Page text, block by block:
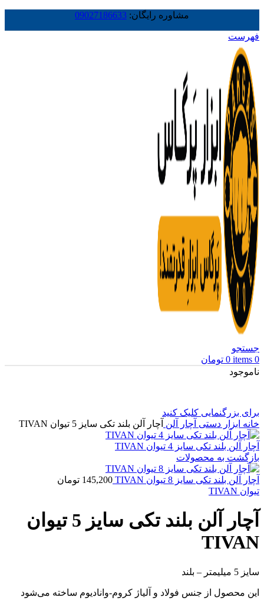
مشاوره رایگان: 09027186633
فهرست
جستجو
0
items
0 تومان
ناموجود
برای بزرگنمایی کلیک کنید
خانه ابزار دستی آچار آلن آچار آلن بلند تکی سایز 5 تیوان TIVAN
آچار آلن بلند تکی سایز 4 تیوان TIVAN
بازگشت به محصولات
آچار آلن بلند تکی سایز 8 تیوان TIVAN 145,200 تومان
تیوان TIVAN
آچار آلن بلند تکی سایز 5 تیوان
TIVAN
سایز 5 میلیمتر – بلند
این محصول از جنس فولاد و آلیاژ کروم-وانادیوم ساخته می‌شود